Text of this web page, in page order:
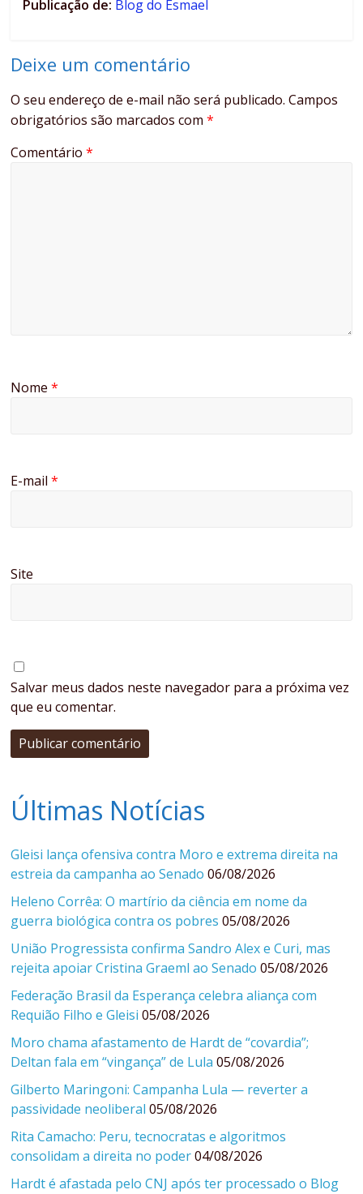
Publicação de: Blog do Esmael
Deixe um comentário
O seu endereço de e-mail não será publicado. Campos
obrigatórios são marcados com*
Comentário*
Nome*
E-mail*
Site
Salvar meus dados neste navegador para a próxima vez
que eu comentar.
Últimas Notícias
Gleisi lança ofensiva contra Moro e extrema direita na
estreia da campanha ao Senado 06/08/2026
Heleno Corrêa: O martírio da ciência em nome da
guerra biológica contra os pobres 05/08/2026
União Progressista confirma Sandro Alex e Curi, mas
rejeita apoiar Cristina Graeml ao Senado 05/08/2026
Federação Brasil da Esperança celebra aliança com
Requião Filho e Gleisi 05/08/2026
Moro chama afastamento de Hardt de “covardia”;
Deltan fala em “vingança” de Lula 05/08/2026
Gilberto Maringoni: Campanha Lula — reverter a
passividade neoliberal 05/08/2026
Rita Camacho: Peru, tecnocratas e algoritmos
consolidam a direita no poder 04/08/2026
Hardt é afastada pelo CNJ após ter processado o Blog